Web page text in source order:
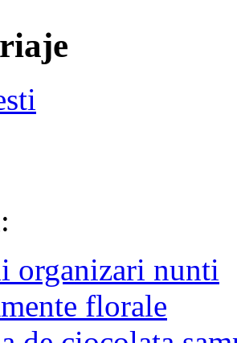
organizari nunti
florale